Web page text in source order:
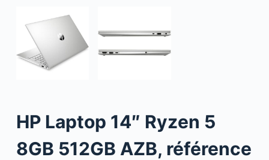
HP Laptop 14″ Ryzen 5
8GB 512GB AZB, référence